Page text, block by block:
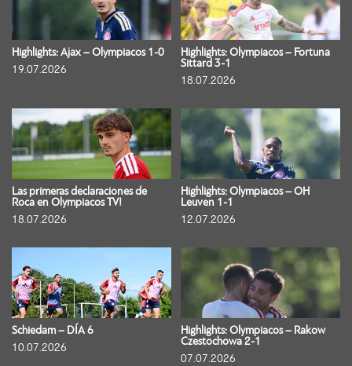
Highlights: Ajax – Olympiacos 1-0
19.07.2026
Highlights: Olympiacos – Fortuna
Sittard 3-1
18.07.2026
Las primeras declaraciones de
Roca en Olympiacos TV!
18.07.2026
Highlights: Olympiacos – OH
Leuven 1-1
12.07.2026
Schiedam – DÍA 6
10.07.2026
Highlights: Olympiacos – Rakow
Czestochowa 2-1
07.07.2026